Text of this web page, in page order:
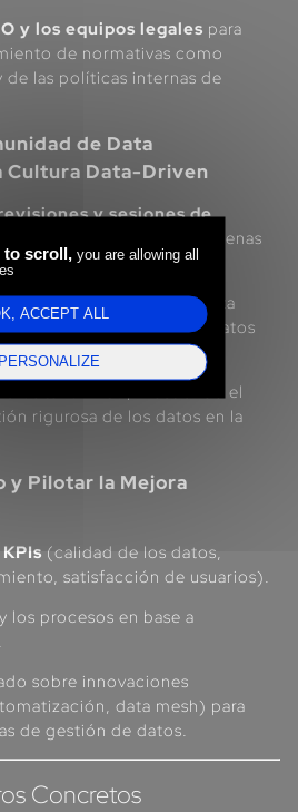
y los equipos legales para
de normativas como
de las políticas internas de
de Data
Cultura Data-Driven
y sesiones de
aportes y compartir buenas
actores (negocio, TI, data
una visión común de los datos
.
, mostrando el
rigurosa de los datos en la
y Pilotar la Mejora
KPIs (calidad de los datos,
satisfacción de usuarios).
los procesos en base a
sobre innovaciones
data mesh) para
de gestión de datos.
Concretos
scroll, you are allowing all
ACCEPT ALL
PERSONALIZE